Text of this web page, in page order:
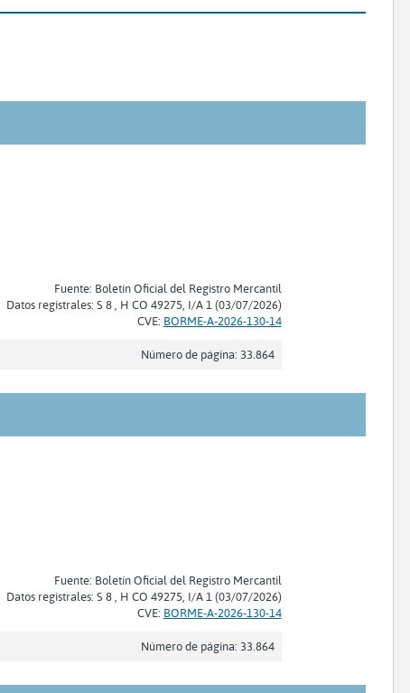
Fuente: Boletín Oficial del Registro Mercantil
Datos registrales: S 8 , H CO 49275, I/A 1 (03/07/2026)
CVE: BORME-A-2026-130-14
Número de página: 33.864
Fuente: Boletín Oficial del Registro Mercantil
Datos registrales: S 8 , H CO 49275, I/A 1 (03/07/2026)
CVE: BORME-A-2026-130-14
Número de página: 33.864